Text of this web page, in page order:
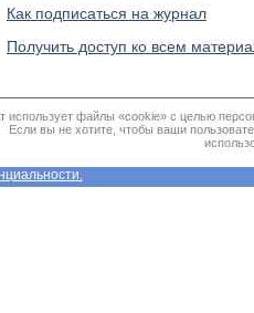
Как подписаться на журнал
Получить доступ ко всем
использует файлы «cookie» с целью
Если вы не хотите, чтобы ваши